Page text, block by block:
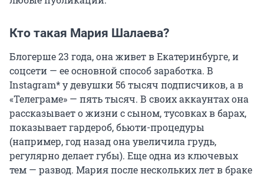
Кто такая Мария Шалаева?
Блогерше 23 года, она живет в Екатеринбурге, и
соцсети — ее основной способ заработка. В
Instagram* у девушки56 тысяч подписчиков, а в
«Телеграме» — пять тысяч. В своих аккаунтах она
рассказывает о жизни с сыном, тусовках в барах,
показывает гардероб, бьюти-процедуры
(например, год назад она увеличила грудь,
регулярно делает губы). Еще одна из ключевых
тем — развод. Мария после нескольких лет в браке